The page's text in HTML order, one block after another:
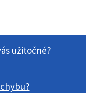
užitočné?